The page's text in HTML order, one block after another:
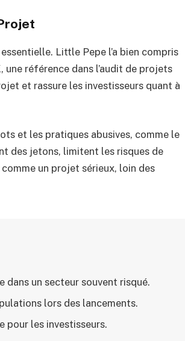
Little Pepe l’a bien compris
une référence dans l’audit de projets
et rassure les investisseurs quant à
et les pratiques abusives, comme le
des jetons, limitent les risques de
un projet sérieux, loin des
un secteur souvent risqué.
lors des lancements.
les investisseurs.